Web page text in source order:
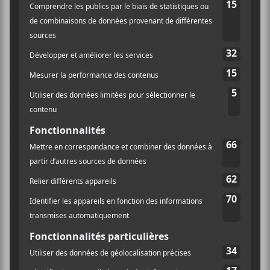
selon Ariane Charbonneau, pour assurer la pérennité
du projet. Dans sa lettre ouverte, la directrice de la
SPACQ-AE souligne que le budget provincial 2025-
2026 prévoyait des investissements importants en
culture et se questionne sur les véritables raisons du
refus du gouvernement. « Il nous semble légitime de
croire qu’il existe une marge pour soutenir une
initiative alignée sur ses priorités. Ce n’est pas un
manque de financement, mais de volonté politique »,
commente-t-elle à ce sujet.
Mme Charbonneau ajoute également que MUSIQC
partage en tout lieu la vision du rapport « La
souveraineté culturelle du Québec à l’ère du
numérique », sur les enjeux touchant la musique
francophone, comme la promotion et la